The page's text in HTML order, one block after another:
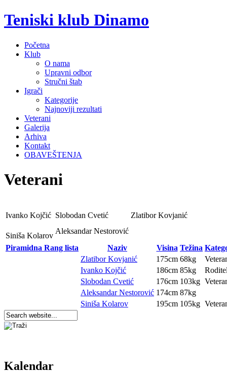
Teniski klub Dinamo
Početna
Klub
O nama
Upravni odbor
Stručni štab
Igrači
Kategorije
Najnoviji rezultati
Veterani
Galerija
Arhiva
Kontakt
OBAVEŠTENJA
Veterani
Ivanko Kojčić Slobodan Cvetić Zlatibor Kovjanić
Siniša Kolarov
Aleksandar Nestorović
Piramidna Rang lista
Naziv Visina Težina
Zlatibor Kovjanić
175cm 68kg
Ivanko Kojčić
186cm 85kg
Slobodan Cvetić
176cm 103kg
Aleksandar Nestorović 174cm 87kg
Siniša Kolarov
195cm 105kg
Kalendar